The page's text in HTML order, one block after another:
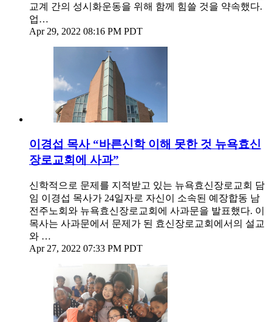
교계 간의 성시화운동을 위해 함께 힘쓸 것을 약속했다.
업…
Apr 29, 2022 08:16 PM PDT
이경섭 목사 “바른신학 이해 못한 것 뉴욕효신
장로교회에 사과”
신학적으로 문제를 지적받고 있는 뉴욕효신장로교회 담
임 이경섭 목사가 24일자로 자신이 소속된 예장합동 남
전주노회와 뉴욕효신장로교회에 사과문을 발표했다. 이
목사는 사과문에서 문제가 된 효신장로교회에서의 설교
와 …
Apr 27, 2022 07:33 PM PDT